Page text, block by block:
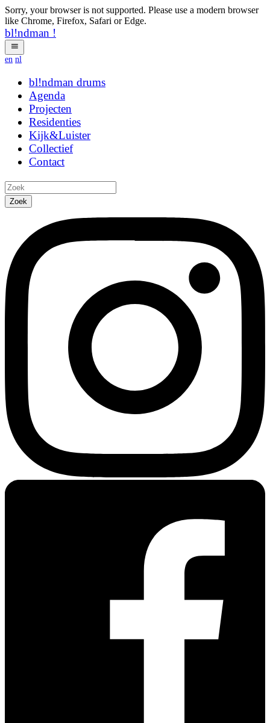
Sorry, your browser is not supported. Please use a modern browser
like Chrome, Firefox, Safari or Edge.
bl!ndman !
en nl
bl!ndman strings
Agenda
Projecten
Residenties
Kijk&Luister
Collectief
Contact
Zoek